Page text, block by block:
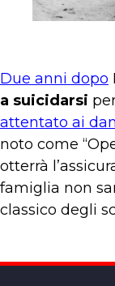
Due anni dopo
a suicidarsi
attentato ai
noto come
otterrà
famiglia non
classico degli